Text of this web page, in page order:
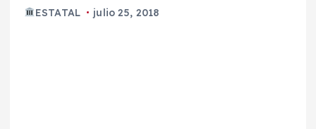
ESTATAL julio 25, 2018